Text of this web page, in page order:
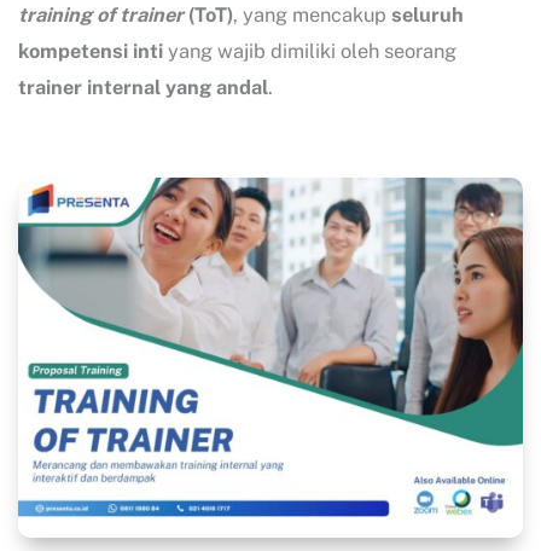
training of trainer(ToT), yang mencakup seluruh
kompetensi inti yang wajib dimiliki oleh seorang
trainer internal yang andal.